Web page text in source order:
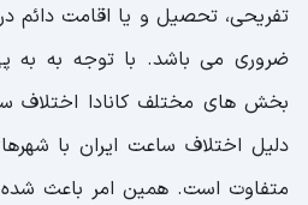
تفریحی، تحصیل و یا اقامت دائم
ضروری می باشد. با توجه به به
بخش های مختلف کانادا اختلاف
دلیل اختلاف ساعت ایران با
متفاوت است. همین امر باعث